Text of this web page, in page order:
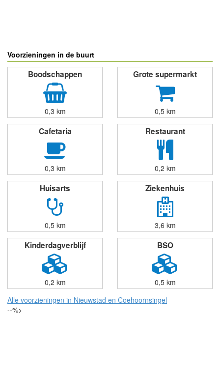
Voorzieningen in de buurt
Boodschappen
0,3 km
Grote supermarkt
0,5 km
Cafetaria
0,3 km
Restaurant
0,2 km
Huisarts
0,5 km
Ziekenhuis
3,6 km
Kinderdagverblijf
0,2 km
BSO
0,5 km
Alle voorzieningen in Nieuwstad en Coehoornsingel
--%>